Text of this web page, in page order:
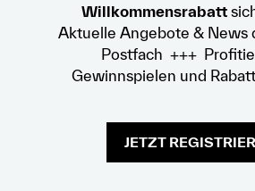
Willkommensrabatt
Aktuelle Angebote & News
Postfach +++
Gewinnspielen und
JETZT